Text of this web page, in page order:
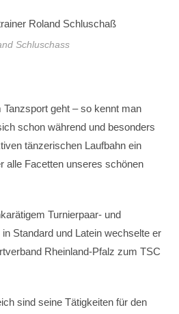
Schluschass
Tanzsport geht – so kennt man
schon während und besonders
tänzerischen Laufbahn ein
alle Facetten unseres schönen
Turnierpaar- und
Standard und Latein wechselte er
Rheinland-Pfalz zum TSC
sind seine Tätigkeiten für den